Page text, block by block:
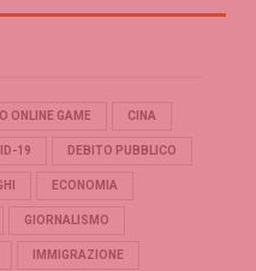
ONLINE GAME CINA
19 DEBITO PUBBLICO
ECONOMIA
GIORNALISMO
IMMIGRAZIONE